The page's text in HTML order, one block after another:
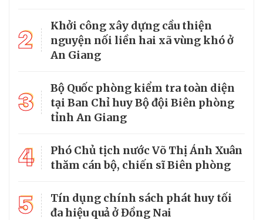
2
Khởi công xây dựng cầu thiện
nguyện nối liền hai xã vùng khó ở
An Giang
3
Bộ Quốc phòng kiểm tra toàn diện
tại Ban Chỉ huy Bộ đội Biên phòng
tỉnh An Giang
4
Phó Chủ tịch nước Võ Thị Ánh Xuân
thăm cán bộ, chiến sĩ Biên phòng
5
Tín dụng chính sách phát huy tối
đa hiệu quả ở Đồng Nai